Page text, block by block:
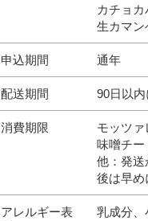
カチョ
生カマ
申込期間 通年
配送期間 90日以
消費期限
モッツァ
味噌チー
他：発送
後は早め
アレルギー表
乳成分、